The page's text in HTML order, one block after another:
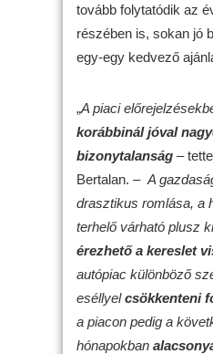
tovább folytatódik az
részében is, sokan jó
egy-egy kedvező
„A piaci
korábbinál jóval
bizonytalanság –
Bertalan. – A
drasztikus romlása, a
terhelő várható plusz
érezhető a kereslet
autópiac különböző
eséllyelcsökkenteni
a piacon pedig a
hónapokban